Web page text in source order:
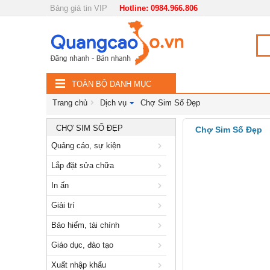
Bảng giá tin VIP Hotline: 0984.966.806
Nội, ngoại thất
Đồ gia dụng
Điện thoại, Viễn thông
Nhà và Đất
Dịch vụ
Quảng cáo, sự kiện
Lắp đặt sửa chữa
In ấn
Bảo hiểm, tài chính
Giáo dục, đào tạo
TOÀN BỘ DANH MỤC
Trang chủ Dịch vụ Chợ Sim Số Đẹp
CHỢ SIM SỐ ĐẸP
Quảng cáo, sự kiện
Lắp đặt sửa chữa
In ấn
Giải trí
Bảo hiểm, tài chính
Giáo dục, đào tạo
Xuất nhập khẩu
Chợ Sim Số Đẹp